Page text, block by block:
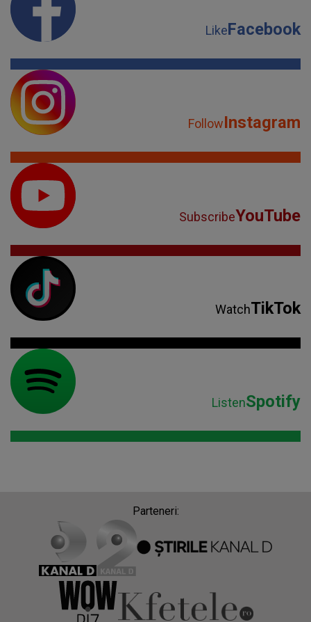
LikeFacebook
FollowInstagram
SubscribeYouTube
WatchTikTok
ListenSpotify
Parteneri: